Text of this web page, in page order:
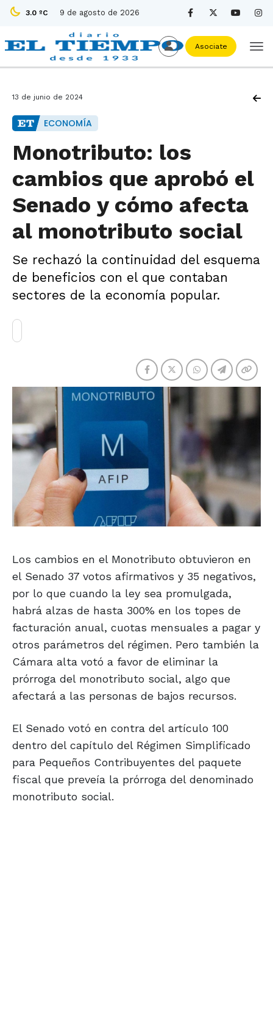
3.0 ºC 9 de agosto de 2026
Asociate
13 de junio de 2024
ECONOMÍA
Monotributo: los
cambios que aprobó el
Senado y cómo afecta
al monotributo social
Se rechazó la continuidad del esquema
de beneficios con el que contaban
sectores de la economía popular.
Los cambios en el Monotributo obtuvieron en
el Senado 37 votos afirmativos y 35 negativos,
por lo que cuando la ley sea promulgada,
habrá alzas de hasta 300% en los topes de
facturación anual, cuotas mensuales a pagar y
otros parámetros del régimen. Pero también la
Cámara alta votó a favor de eliminar la
prórroga del monotributo social, algo que
afectará a las personas de bajos recursos.
El Senado votó en contra del artículo 100
dentro del capítulo del Régimen Simplificado
para Pequeños Contribuyentes del paquete
fiscal que preveía la prórroga del denominado
monotributo social.